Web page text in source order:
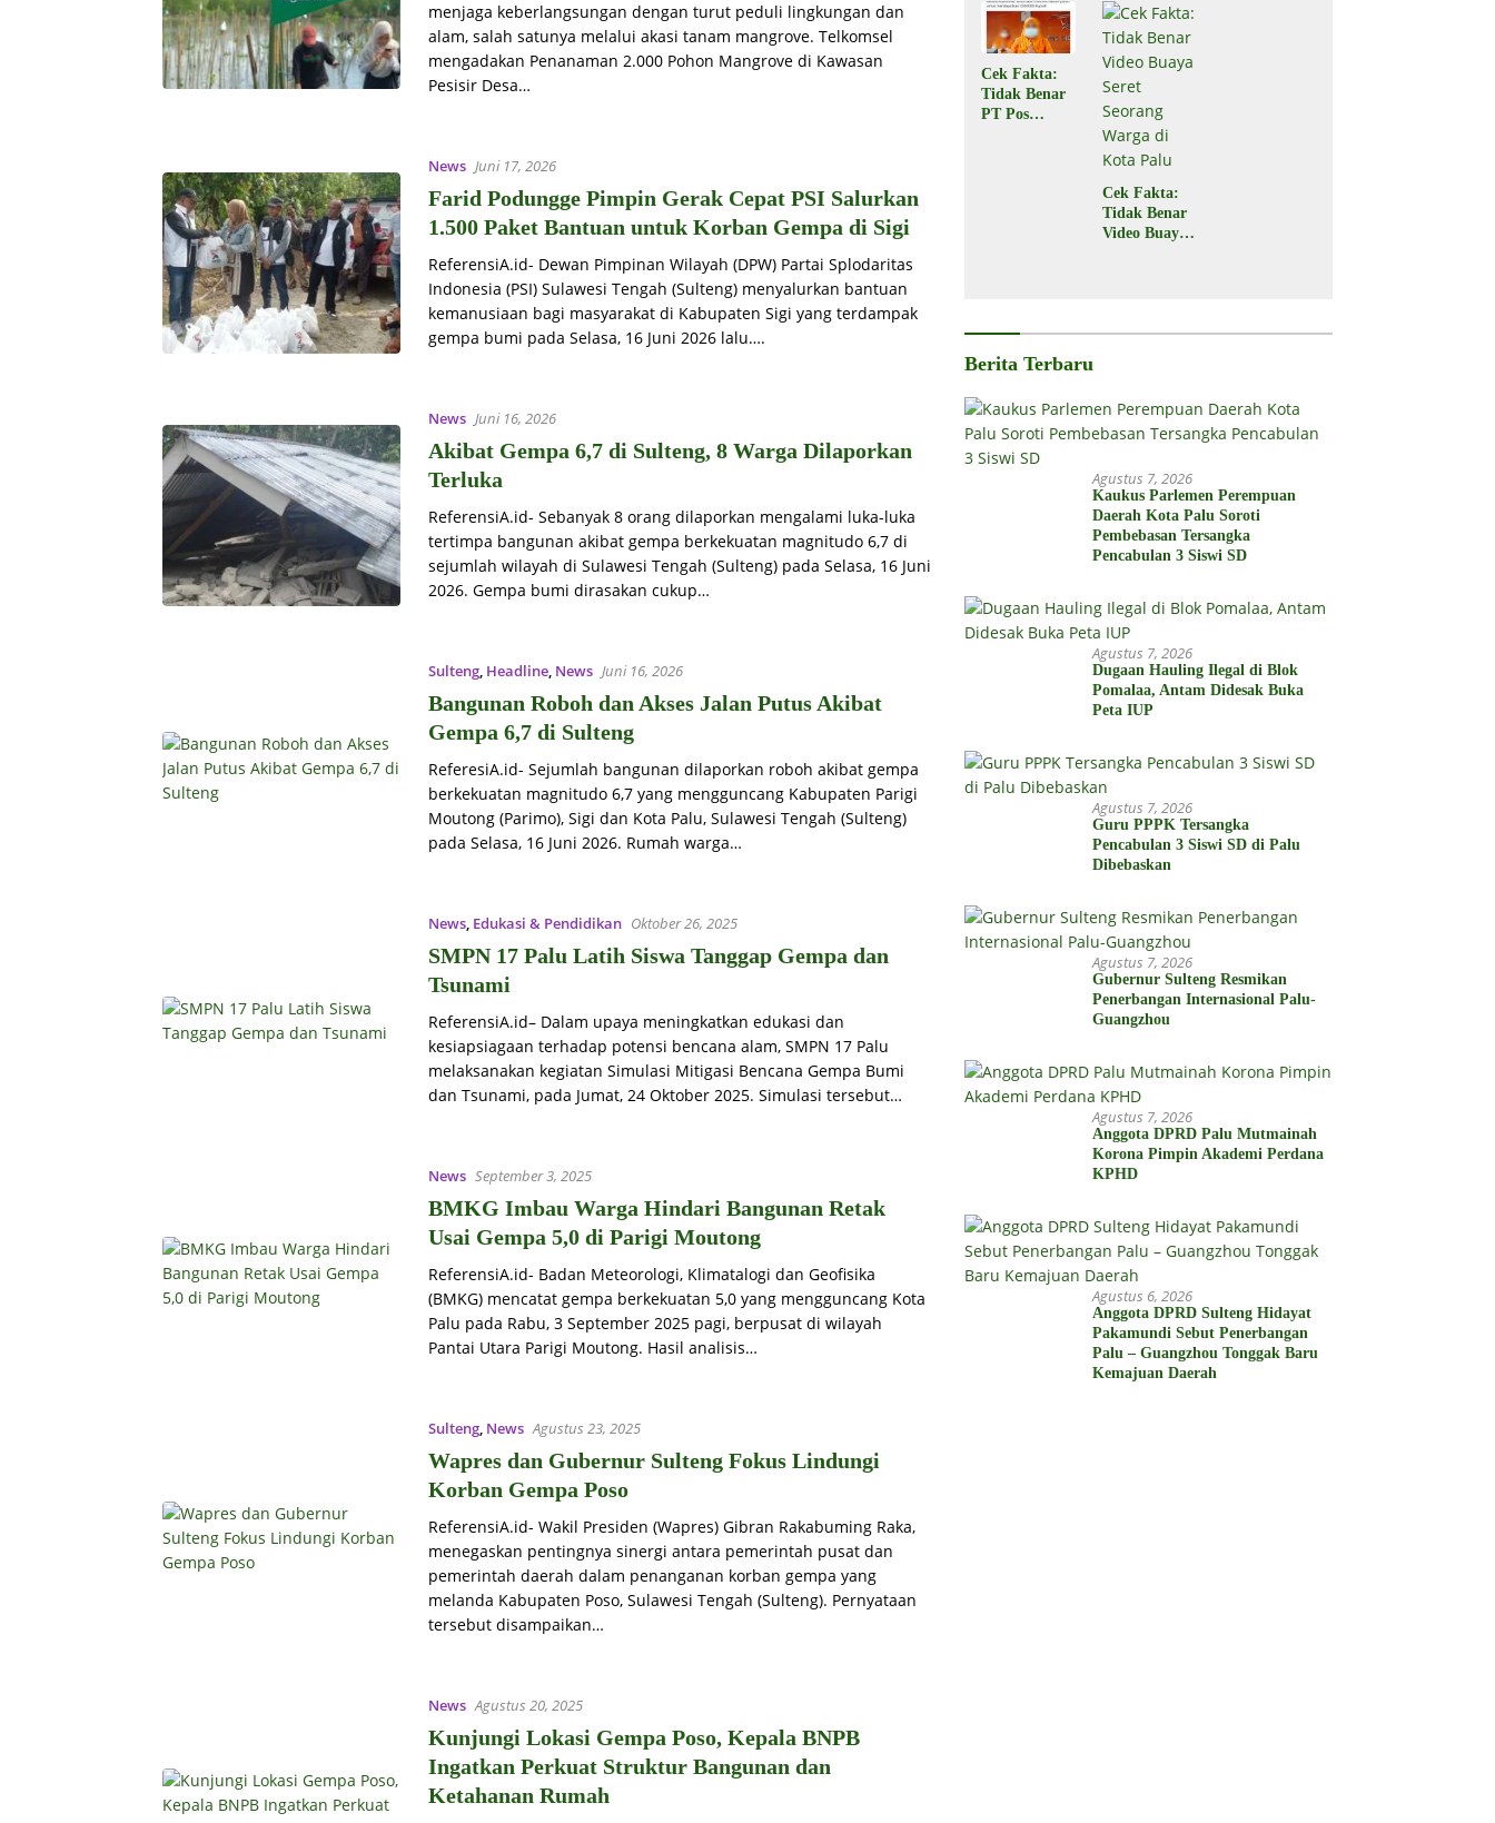
menjaga keberlangsungan dengan turut peduli lingkungan dan
alam, salah satunya melalui akasi tanam mangrove. Telkomsel
mengadakan Penanaman 2.000 Pohon Mangrove di Kawasan
Pesisir Desa…
News Juni 17, 2026
Farid Podungge Pimpin Gerak Cepat PSI Salurkan
1.500 Paket Bantuan untuk Korban Gempa di Sigi
ReferensiA.id- Dewan Pimpinan Wilayah (DPW) Partai Splodaritas
Indonesia (PSI) Sulawesi Tengah (Sulteng) menyalurkan bantuan
kemanusiaan bagi masyarakat di Kabupaten Sigi yang terdampak
gempa bumi pada Selasa, 16 Juni 2026 lalu….
News Juni 16, 2026
Akibat Gempa 6,7 di Sulteng, 8 Warga Dilaporkan
Terluka
ReferensiA.id- Sebanyak 8 orang dilaporkan mengalami luka-luka
tertimpa bangunan akibat gempa berkekuatan magnitudo 6,7 di
sejumlah wilayah di Sulawesi Tengah (Sulteng) pada Selasa, 16 Juni
2026. Gempa bumi dirasakan cukup…
Sulteng, Headline, News Juni 16, 2026
Bangunan Roboh dan Akses Jalan Putus Akibat
Gempa 6,7 di Sulteng
ReferesiA.id- Sejumlah bangunan dilaporkan roboh akibat gempa
berkekuatan magnitudo 6,7 yang mengguncang Kabupaten Parigi
Moutong (Parimo), Sigi dan Kota Palu, Sulawesi Tengah (Sulteng)
pada Selasa, 16 Juni 2026. Rumah warga…
News, Edukasi & Pendidikan Oktober 26, 2025
SMPN 17 Palu Latih Siswa Tanggap Gempa dan
Tsunami
ReferensiA.id– Dalam upaya meningkatkan edukasi dan
kesiapsiagaan terhadap potensi bencana alam, SMPN 17 Palu
melaksanakan kegiatan Simulasi Mitigasi Bencana Gempa Bumi
dan Tsunami, pada Jumat, 24 Oktober 2025. Simulasi tersebut…
News September 3, 2025
BMKG Imbau Warga Hindari Bangunan Retak
Usai Gempa 5,0 di Parigi Moutong
ReferensiA.id- Badan Meteorologi, Klimatalogi dan Geofisika
(BMKG) mencatat gempa berkekuatan 5,0 yang mengguncang Kota
Palu pada Rabu, 3 September 2025 pagi, berpusat di wilayah
Pantai Utara Parigi Moutong. Hasil analisis…
Sulteng, News Agustus 23, 2025
Wapres dan Gubernur Sulteng Fokus Lindungi
Korban Gempa Poso
ReferensiA.id- Wakil Presiden (Wapres) Gibran Rakabuming Raka,
menegaskan pentingnya sinergi antara pemerintah pusat dan
pemerintah daerah dalam penanganan korban gempa yang
melanda Kabupaten Poso, Sulawesi Tengah (Sulteng). Pernyataan
tersebut disampaikan…
News Agustus 20, 2025
Kunjungi Lokasi Gempa Poso, Kepala BNPB
Ingatkan Perkuat Struktur Bangunan dan
Ketahanan Rumah
BRI
Penipuan
Cek Fakta:
Tidak Benar
PT Pos
Cek Fakta:
Tidak Benar
Video Buaya
Berita Terbaru
Agustus 7, 2026
Kaukus Parlemen Perempuan
Daerah Kota Palu Soroti
Pembebasan Tersangka
Pencabulan 3 Siswi SD
Agustus 7, 2026
Dugaan Hauling Ilegal di Blok
Pomalaa, Antam Didesak Buka
Peta IUP
Agustus 7, 2026
Guru PPPK Tersangka
Pencabulan 3 Siswi SD di Palu
Dibebaskan
Agustus 7, 2026
Gubernur Sulteng Resmikan
Penerbangan Internasional Palu-
Guangzhou
Agustus 7, 2026
Anggota DPRD Palu Mutmainah
Korona Pimpin Akademi Perdana
KPHD
Agustus 6, 2026
Anggota DPRD Sulteng Hidayat
Pakamundi Sebut Penerbangan
Palu – Guangzhou Tonggak Baru
Kemajuan Daerah